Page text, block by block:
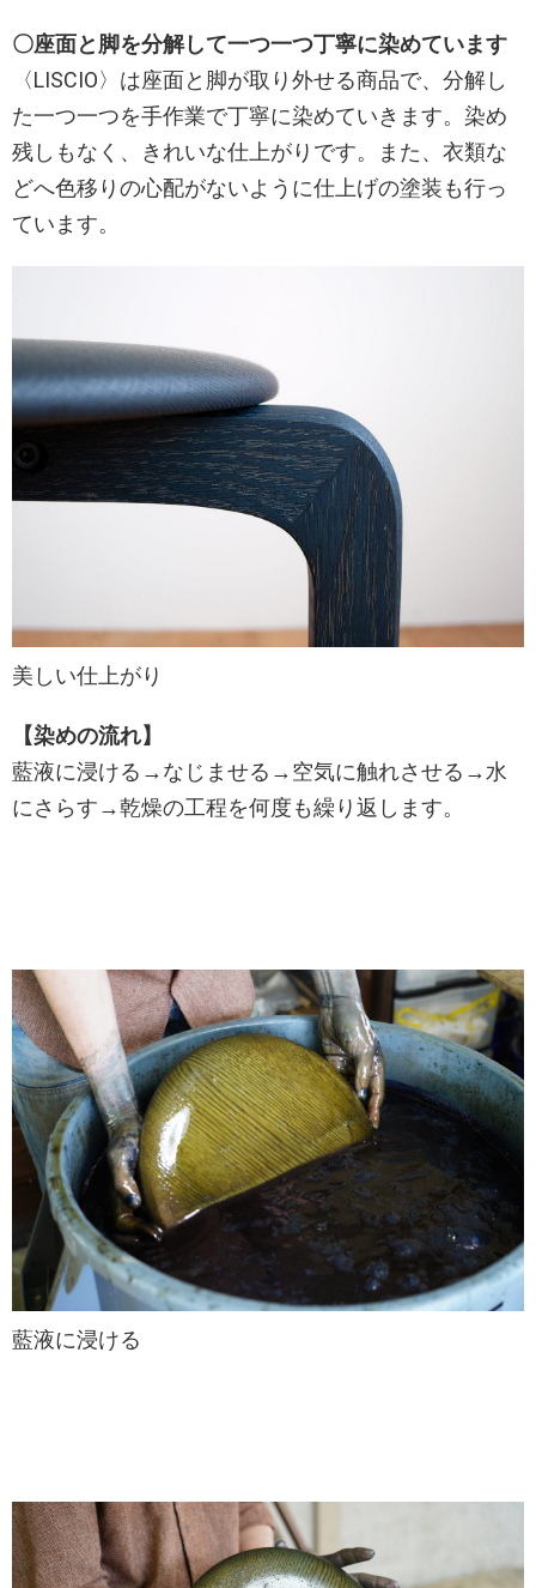
〇座面と脚を分解して一つ一つ丁寧に染めています
〈LISCIO〉は座面と脚が取り外せる商品で、分解し
た一つ一つを手作業で丁寧に染めていきます。染め
残しもなく、きれいな仕上がりです。また、衣類な
どへ色移りの心配がないように仕上げの塗装も行っ
ています。
美しい仕上がり
【染めの流れ】
藍液に浸ける→なじませる→空気に触れさせる→水
にさらす→乾燥の工程を何度も繰り返します。​
藍液に浸ける